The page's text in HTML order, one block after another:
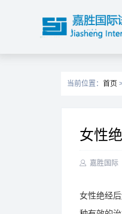
当前位置： 首页
女性
 嘉胜国际
女性绝经